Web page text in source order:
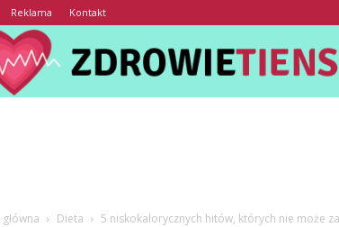
Reklama Kontakt
Dieta 5 niskokalorycznych hitów, których nie może